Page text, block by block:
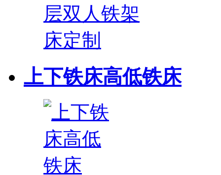
上下铁床高低铁床